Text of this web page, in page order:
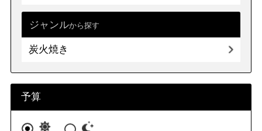
ジャンルから探す
炭火焼き
予算